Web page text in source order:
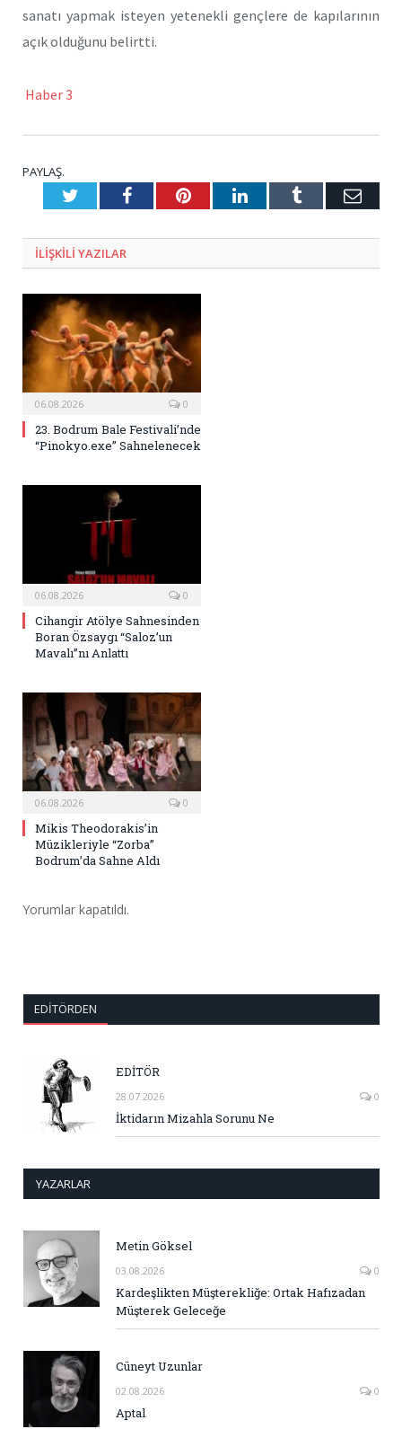
sanatı yapmak isteyen yetenekli gençlere de kapılarının
açık olduğunu belirtti.
Haber 3
PAYLAŞ.
TwitterFacebookPinterestLinkedInTumblr E-
ILIŞKILI YAZILAR
06.08.2026 0
23. Bodrum Bale Festivali’nde
“Pinokyo.exe” Sahnelenecek
06.08.2026 0
Cihangir Atölye Sahnesinden
Boran Özsaygı “Saloz’un
Mavalı”nı Anlattı
06.08.2026 0
Mikis Theodorakis’in
Müzikleriyle “Zorba”
Bodrum’da Sahne Aldı
Yorumlar kapatıldı.
EDITÖRDEN
EDİTÖR
28.07.2026 0
İktidarın Mizahla Sorunu Ne
YAZARLAR
Metin Göksel
03.08.2026 0
Kardeşlikten Müşterekliğe: Ortak Hafızadan
Müşterek Geleceğe
Cüneyt Uzunlar
02.08.2026 0
Aptal